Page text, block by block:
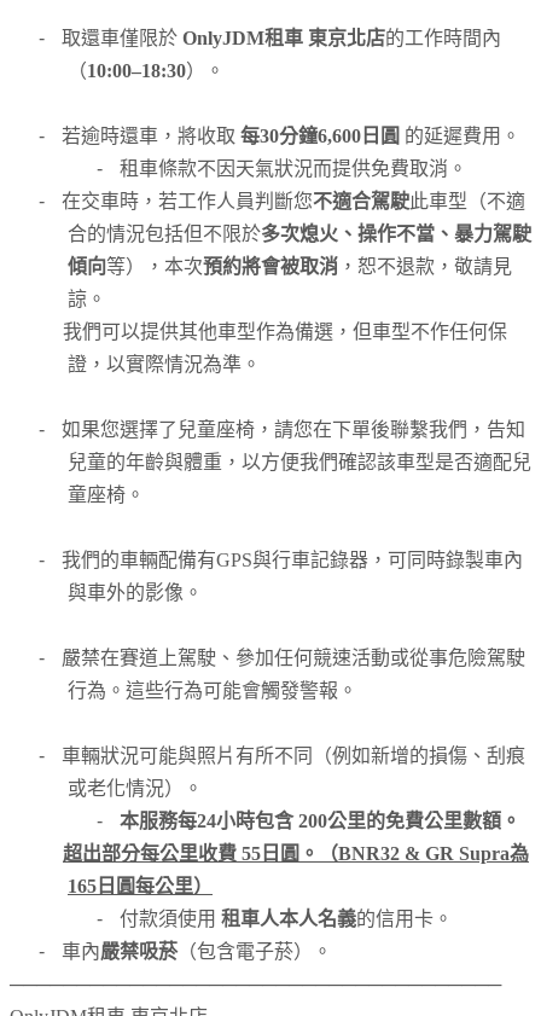
- 取還車僅限於 OnlyJDM租車 東京北店的工作時間內
（10:00–18:30）。
- 若逾時還車，將收取 每30分鐘6,600日圓 的延遲費用。
-
租車條款不因天氣狀況而提供免費取消。
-
在交車時，若工作人員判斷您不適合駕駛此車型（不適
合的情況包括但不限於多次熄火、操作不當、暴力駕駛
傾向等），本次預約將會被取消 ，恕不退款，敬請見
諒。
我們可以提供其他車型作為備選，但車型不作任何保
證，以實際情況為準。
-
如果您選擇了兒童座椅，請您在下單後聯繫我們，告知
兒童的年齡與體重，以方便我們確認該車型是否適配兒
童座椅。
-
我們的車輛配備有GPS與行車記錄器，可同時錄製車內
與車外的影像。
-
嚴禁在賽道上駕駛、參加任何競速活動或從事危險駕駛
行為。這些行為可能會觸發警報。
-
車輛狀況可能與照片有所不同（例如新增的損傷、刮痕
或老化情況）。
-
本服務每24小時包含 200公里的免費公里數額。
超出部分每公里收費 55日圓。（BNR32 & GR Supra為
165日圓每公里）
-
付款須使用 租車人本人名義的信用卡。
-
車內嚴禁吸菸（包含電子菸）。
─────────────────────────────────────